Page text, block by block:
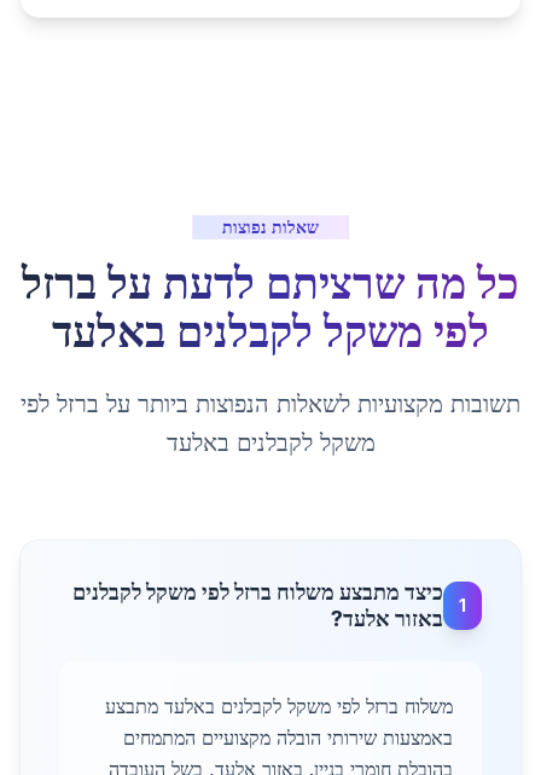
שאלות נפוצות
כל מה שרציתם לדעת על ברזל
לפי משקל לקבלנים באלעד
תשובות מקצועיות לשאלות הנפוצות ביותר על ברזל לפי
משקל לקבלנים באלעד
1
כיצד מתבצע משלוח ברזל לפי משקל לקבלנים
באזור אלעד?
משלוח ברזל לפי משקל לקבלנים באלעד מתבצע
באמצעות שירותי הובלה מקצועיים המתמחים
בהובלת חומרי בניין. באזור אלעד, בשל העובדה